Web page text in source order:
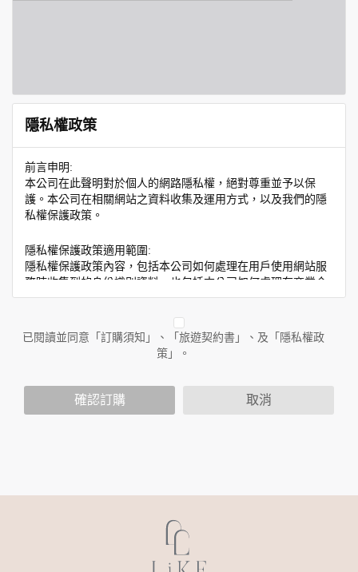
隱私權政策
前言申明:
本公司在此聲明對於個人的網路隱私權，絕對尊重並予以保
護。本公司在相關網站之資料收集及運用方式，以及我們的隱
私權保護政策。
隱私權保護政策適用範圍:
隱私權保護政策內容，包括本公司如何處理在用戶使用網站服
務時收集到的身份識別資料，也包括本公司如何處理在商業合
作與本公司合作時分享的任何身份識別資料。隱私權保護政策
人員。例如您透過本公司旗下網站上的廣告廠商連結，這些置
放連結的廠商也可能蒐集您個人的資料。對於您主動提供的個
人資訊，這些廣告廠商或連結網站有其個別的隱私權保護政
您個人在本網站上的聊天室或討論區中任意公開個人資料的行
個人的資料，其範圍如下：
您所提供的姓名、電子郵件地址、聯絡方式及使用時間等。
於一般瀏覽時，伺服器會自行記錄相關行徑，包括您使用連線
設備的 IP 位址、使用時間、使用的瀏覽器、瀏覽及點選資料記
已閱讀並同意「訂購須知」、「旅遊契約書」、及「隱私權政
策」。
確認訂購 取消